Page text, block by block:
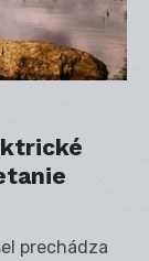
prechádza